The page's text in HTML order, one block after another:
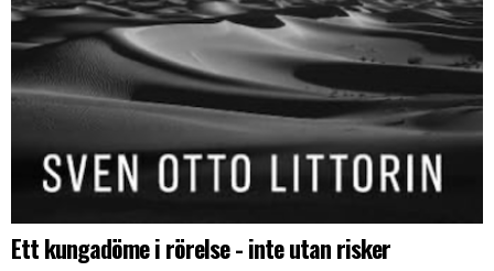
Ett kungadöme i rörelse - inte utan risker